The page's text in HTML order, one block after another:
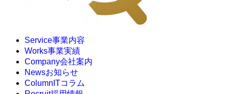
Service事業内容
Works事業実績
Company会社案内
Newsお知らせ
Column ITコラム